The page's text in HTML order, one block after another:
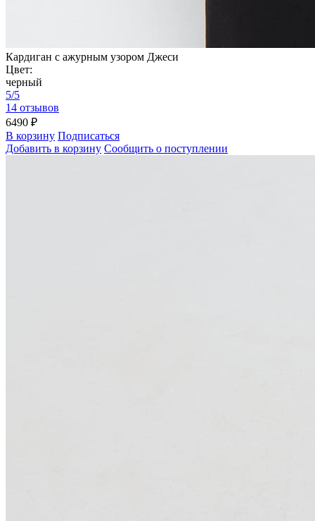
Кардиган с ажурным узором Джеси
Цвет:
черный
5/5
14 отзывов
6490 ₽
В корзину Подписаться
Добавить в корзину Сообщить о поступлении